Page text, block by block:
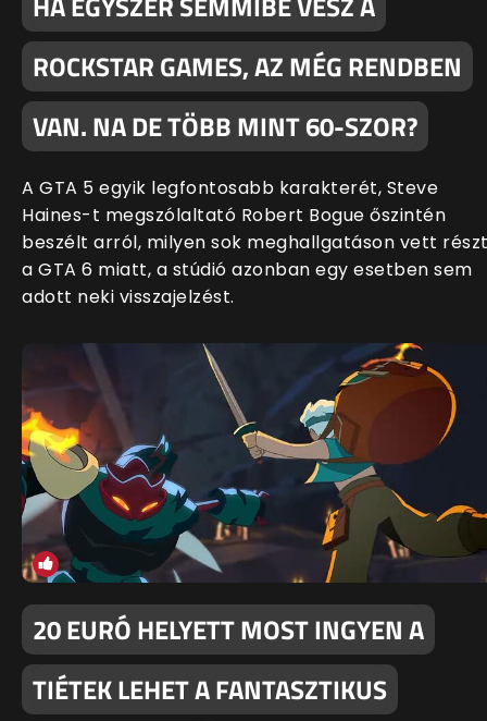
ROCKSTAR GAMES, AZ MÉG RENDBEN
VAN. NA DE TÖBB MINT 60-SZOR?
A GTA 5 egyik legfontosabb karakterét, Steve
Haines-t megszólaltató Robert Bogue őszintén
beszélt arról, milyen sok meghallgatáson vett
a GTA 6 miatt, a stúdió azonban egy esetben sem
adott neki visszajelzést.
20 EURÓ HELYETT MOST INGYEN A
TIÉTEK LEHET A FANTASZTIKUS